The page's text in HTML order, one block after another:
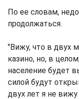
По ее словам,
продолжаться.
"Вижу, что в двух
казино, но, в
население будет
силой будут
двух лет я не